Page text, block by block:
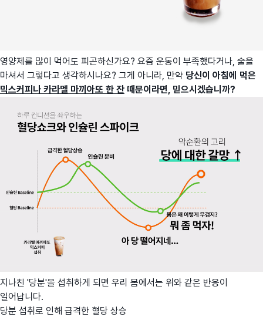
영양제를 많이 먹어도 피곤하신가요? 요즘 운동이 부족했다거나, 술을
마셔서 그렇다고 생각하시나요? 그게 아니라, 만약 당신이 아침에 먹은
믹스커피나 카라멜 마끼아또 한 잔 때문이라면, 믿으시겠습니까?
지나친 '당분'을 섭취하게 되면 우리 몸에서는 위와 같은 반응이
일어납니다.
당분 섭취로 인해 급격한 혈당 상승